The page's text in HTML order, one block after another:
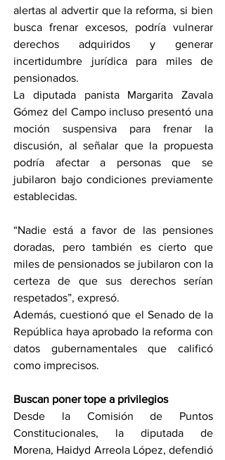
alertas al advertir que la reforma, si bien
busca frenar excesos, podría vulnerar
derechos adquiridos y generar
incertidumbre jurídica para miles de
pensionados.
La diputada panista Margarita Zavala
Gómez del Campo incluso presentó una
moción suspensiva para frenar la
discusión, al señalar que la propuesta
podría afectar a personas que se
jubilaron bajo condiciones previamente
establecidas.
“Nadie está a favor de las pensiones
doradas, pero también es cierto que
miles de pensionados se jubilaron con la
certeza de que sus derechos serían
respetados”, expresó.
Además, cuestionó que el Senado de la
República haya aprobado la reforma con
datos gubernamentales que calificó
como imprecisos.
Buscan poner tope a privilegios
Desde la Comisión de Puntos
Constitucionales, la diputada de
Morena, Haidyd Arreola López, defendió